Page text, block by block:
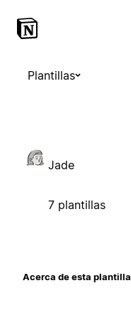
Plantillas
Jade
7 plantillas
Acerca de esta plantilla